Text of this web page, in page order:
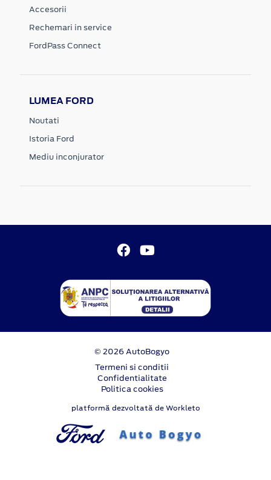
Accesorii
Rechemari in service
FordPass Connect
LUMEA FORD
Noutati
Istoria Ford
Mediu inconjurator
© 2026 AutoBogyo
Termeni si conditii
Confidentialitate
Politica cookies
platformă dezvoltată de Workleto